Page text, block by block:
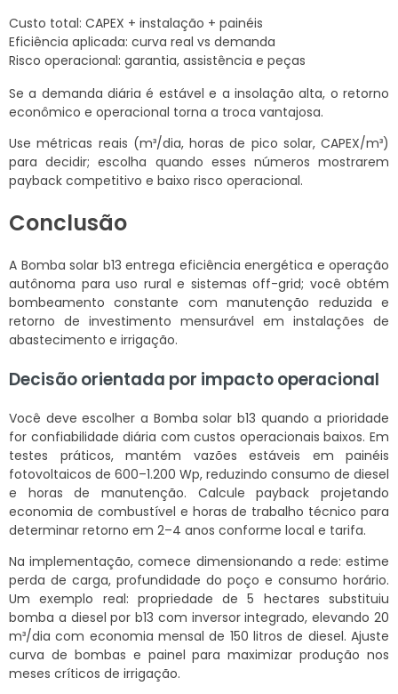
Custo total: CAPEX + instalação + painéis
Eficiência aplicada: curva real vs demanda
Risco operacional: garantia, assistência e peças
Se a demanda diária é estável e a insolação alta, o retorno
econômico e operacional torna a troca vantajosa.
Use métricas reais (m³/dia, horas de pico solar, CAPEX/m³)
para decidir; escolha quando esses números mostrarem
payback competitivo e baixo risco operacional.
Conclusão
A Bomba solar b13 entrega eficiência energética e operação
autônoma para uso rural e sistemas off-grid; você obtém
bombeamento constante com manutenção reduzida e
retorno de investimento mensurável em instalações de
abastecimento e irrigação.
Decisão orientada por impacto operacional
Você deve escolher a Bomba solar b13 quando a prioridade
for confiabilidade diária com custos operacionais baixos. Em
testes práticos, mantém vazões estáveis em painéis
fotovoltaicos de 600–1.200 Wp, reduzindo consumo de diesel
e horas de manutenção. Calcule payback projetando
economia de combustível e horas de trabalho técnico para
determinar retorno em 2–4 anos conforme local e tarifa.
Na implementação, comece dimensionando a rede: estime
perda de carga, profundidade do poço e consumo horário.
Um exemplo real: propriedade de 5 hectares substituiu
bomba a diesel por b13 com inversor integrado, elevando 20
m³/dia com economia mensal de 150 litros de diesel. Ajuste
curva de bombas e painel para maximizar produção nos
meses críticos de irrigação.